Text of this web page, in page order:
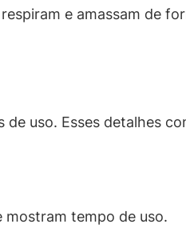
e amassam de
uso. Esses detalhes
mostram tempo de uso.